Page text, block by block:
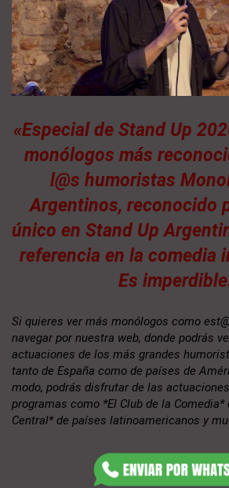
«Especial de Stand Up
monólogos más
l@s humoristas
Argentinos, reconocido
único en Stand Up
referencia en la comedia
Es
Si quieres ver más monólogos como
navegar por nuestra web, donde podrás
actuaciones de los más grandes
tanto de España como de países de
modo, podrás disfrutar de las
programas como *El Club de la Comedia*
Central* de países latinoamericanos y